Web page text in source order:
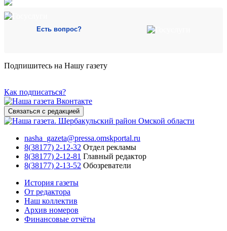
Есть вопрос?
Подпишитесь на Нашу газету
Как подписаться?
Связаться с редакцией
nasha_gazeta@pressa.omskportal.ru
8(38177) 2-12-32 Отдел рекламы
8(38177) 2-12-81 Главный редактор
8(38177) 2-13-52 Обозреватели
История газеты
От редактора
Наш коллектив
Архив номеров
Финансовые отчёты